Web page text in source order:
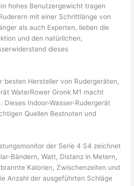
hohes Benutzergewicht tragen
mit einer Schrittlänge von
als auch Experten, lieben die
und den natürlichen,
dieses
besten Hersteller von Rudergeräten,
WaterRower Gronk M1 macht
Dieses Indoor-Wasser-Rudergerät
Quellen Bestnoten und
der Serie 4 S4 zeichnet
Bändern, Watt, Distanz in Metern,
Kalorien, Zwischenzeiten und
Anzahl der ausgeführten Schläge